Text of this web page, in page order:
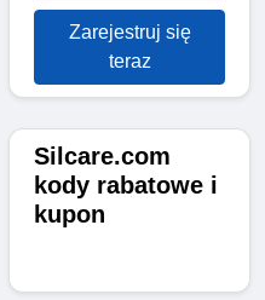
Zarejestruj się
teraz
Silcare.com
kody rabatowe i
kupon